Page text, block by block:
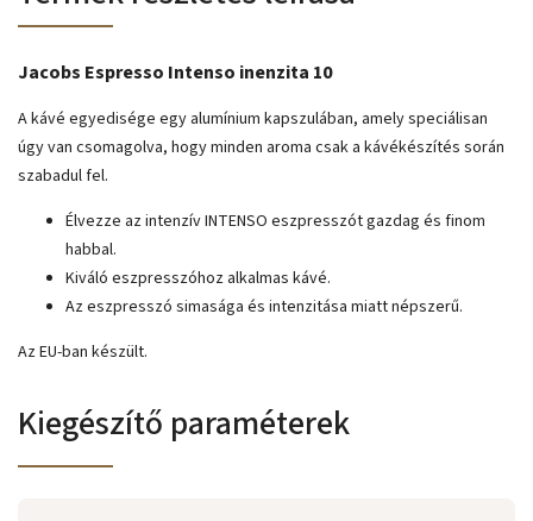
Jacobs Espresso Intenso inenzita 10
A kávé egyedisége egy alumínium kapszulában, amely speciálisan
úgy van csomagolva, hogy minden aroma csak a kávékészítés során
szabadul fel.
Élvezze az intenzív INTENSO eszpresszót gazdag és finom
habbal.
Kiváló eszpresszóhoz alkalmas kávé.
Az eszpresszó simasága és intenzitása miatt népszerű.
Az EU-ban készült.
Kiegészítő paraméterek